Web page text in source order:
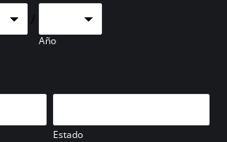
/
Año
Estado